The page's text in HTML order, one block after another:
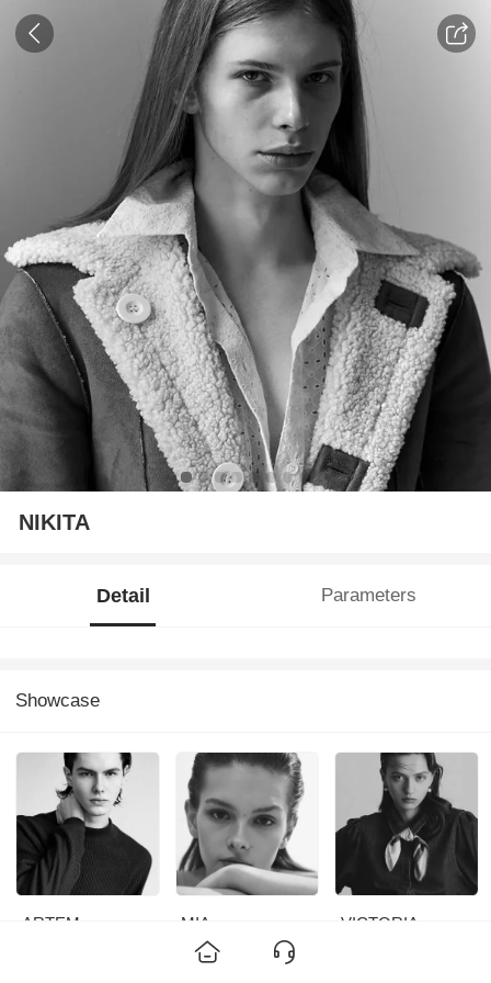
NIKITA
Detail Parameters
Showcase
ARTEM MIA VICTORIA